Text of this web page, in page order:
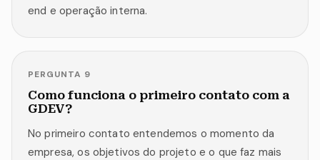
end e operação interna.
PERGUNTA 9
Como funciona o primeiro contato com a
GDEV?
No primeiro contato entendemos o momento da
empresa, os objetivos do projeto e o que faz mais